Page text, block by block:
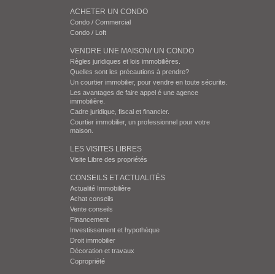
ACHETER UN CONDO
Condo / Commercial
Condo / Loft
VENDRE UNE MAISON/ UN CONDO
Règles juridiques et lois immobilières.
Quelles sont les précautions à prendre?
Un courtier immobilier, pour vendre en toute sécurite.
Les avantages de faire appel é une agence
immobilière.
Cadre juridique, fiscal et financier.
Courtier immobilier, un professionnel pour votre
maison.
LES VISITES LIBRES
Visite Libre des propriétés
CONSEILS ET ACTUALITÉS
Actualité Immobilière
Achat conseils
Vente conseils
Financement
Investissement et hypothèque
Droit immobilier
Décoration et travaux
Copropriété